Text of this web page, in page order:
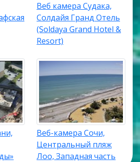
Веб камера Судака,
Солдайя Гранд Отель
(Soldaya Grand Hotel &
Resort)
Веб-камера Сочи,
Центральный пляж
Лоо, Западная часть